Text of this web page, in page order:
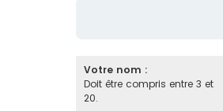
Votre nom :
Doit être compris entre 3 et
20.